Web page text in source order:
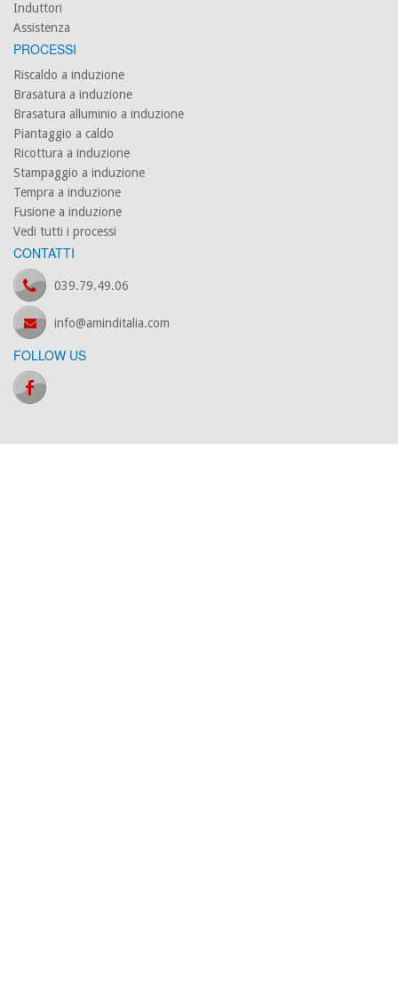
Induttori
Assistenza
PROCESSI
Riscaldo a induzione
Brasatura a induzione
Brasatura alluminio a induzione
Piantaggio a caldo
Ricottura a induzione
Stampaggio a induzione
Tempra a induzione
Fusione a induzione
Vedi tutti i processi
CONTATTI
039.79.49.06
info@aminditalia.com
FOLLOW US